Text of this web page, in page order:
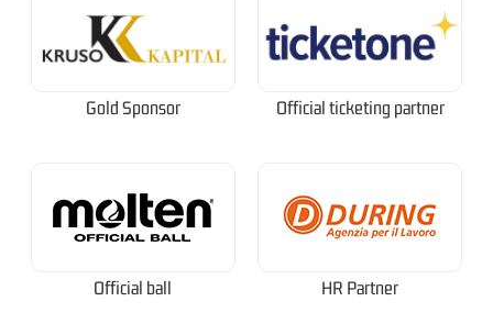
Gold Sponsor Official ticketing partner
Official ball HR Partner